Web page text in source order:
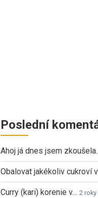
Poslední
Ahoj já dnes jsem
Obalovat jakékoliv cukroví
Curry (kari) korenie v… 2